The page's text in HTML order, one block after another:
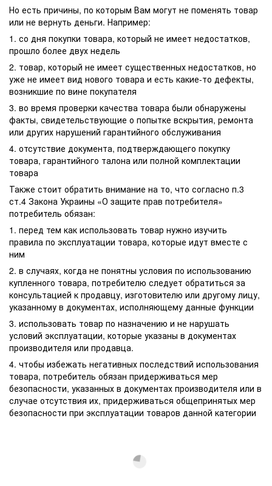
Но есть причины, по которым Вам могут не поменять товар
или не вернуть деньги. Например:
1. со дня покупки товара, который не имеет недостатков,
прошло более двух недель
2. товар, который не имеет существенных недостатков, но
уже не имеет вид нового товара и есть какие-то дефекты,
возникшие по вине покупателя
3. во время проверки качества товара были обнаружены
факты, свидетельствующие о попытке вскрытия, ремонта
или других нарушений гарантийного обслуживания
4. отсутствие документа, подтверждающего покупку
товара, гарантийного талона или полной комплектации
товара
Также стоит обратить внимание на то, что согласно п.3
ст.4 Закона Украины «О защите прав потребителя»
потребитель обязан:
1. перед тем как использовать товар нужно изучить
правила по эксплуатации товара, которые идут вместе с
ним
2. в случаях, когда не понятны условия по использованию
купленного товара, потребителю следует обратиться за
консультацией к продавцу, изготовителю или другому лицу,
указанному в документах, исполняющему данные функции
3. использовать товар по назначению и не нарушать
условий эксплуатации, которые указаны в документах
производителя или продавца.
4. чтобы избежать негативных последствий использования
товара, потребитель обязан придерживаться мер
безопасности, указанных в документах производителя или в
случае отсутствия их, придерживаться общепринятых мер
безопасности при эксплуатации товаров данной категории